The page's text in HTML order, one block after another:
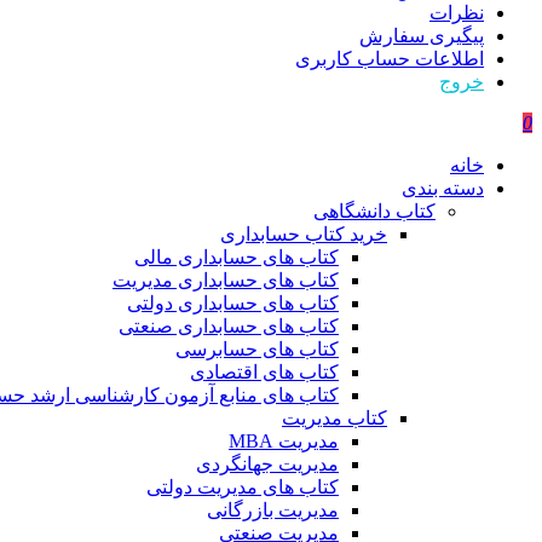
نظرات
پیگیری سفارش
اطلاعات حساب كاربری
خروج
0
خانه
دسته بندی
کتاب دانشگاهی
خرید کتاب حسابداری
کتاب های حسابداری مالی
کتاب های حسابداری مدیریت
کتاب های حسابداری دولتی
کتاب های حسابداری صنعتی
کتاب های حسابرسی
کتاب های اقتصادی
کتاب های منابع آزمون کارشناسی ارشد
کتاب مدیریت
مدیریت MBA
مدیریت جهانگردی
کتاب های مدیریت دولتی
مدیریت بازرگانی
مدیریت صنعتی